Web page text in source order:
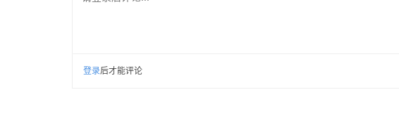
2026年建仓显示段永平继续在价值底仓基础上适度拥抱新兴机
AI深化与中国消费趋势可能成为后续观察重点。对投资者而言，
登录后才能评论